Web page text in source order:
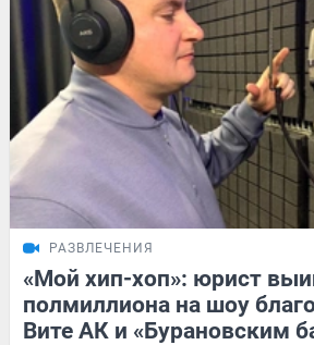
РАЗВЛЕЧЕНИЯ
«Мой хип-хоп»: юрист
полмиллиона на шоу
Вите АК и «Бурановским